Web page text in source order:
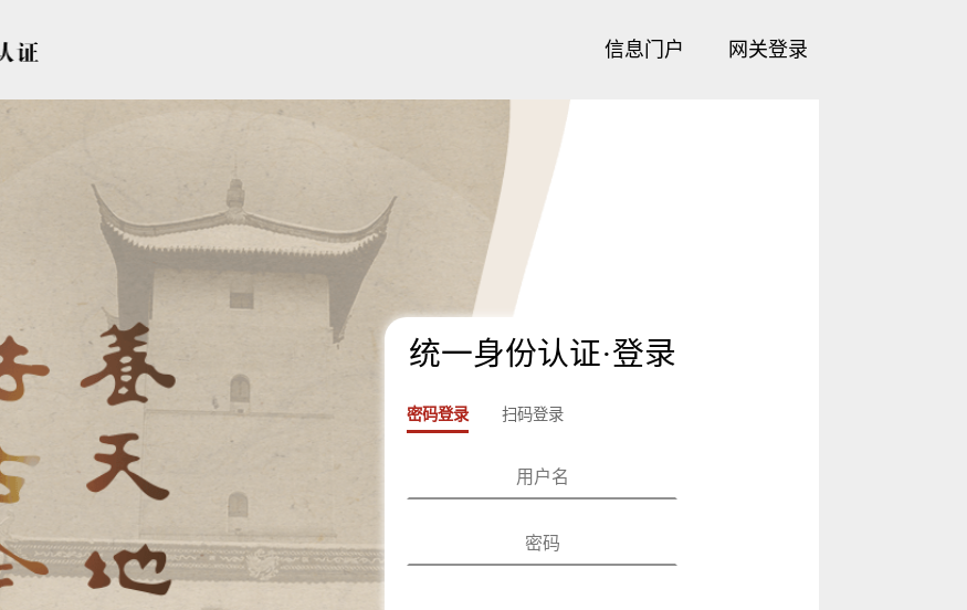
信息门户 网关登录
统一身份认证·登录
密码登录 扫码登录